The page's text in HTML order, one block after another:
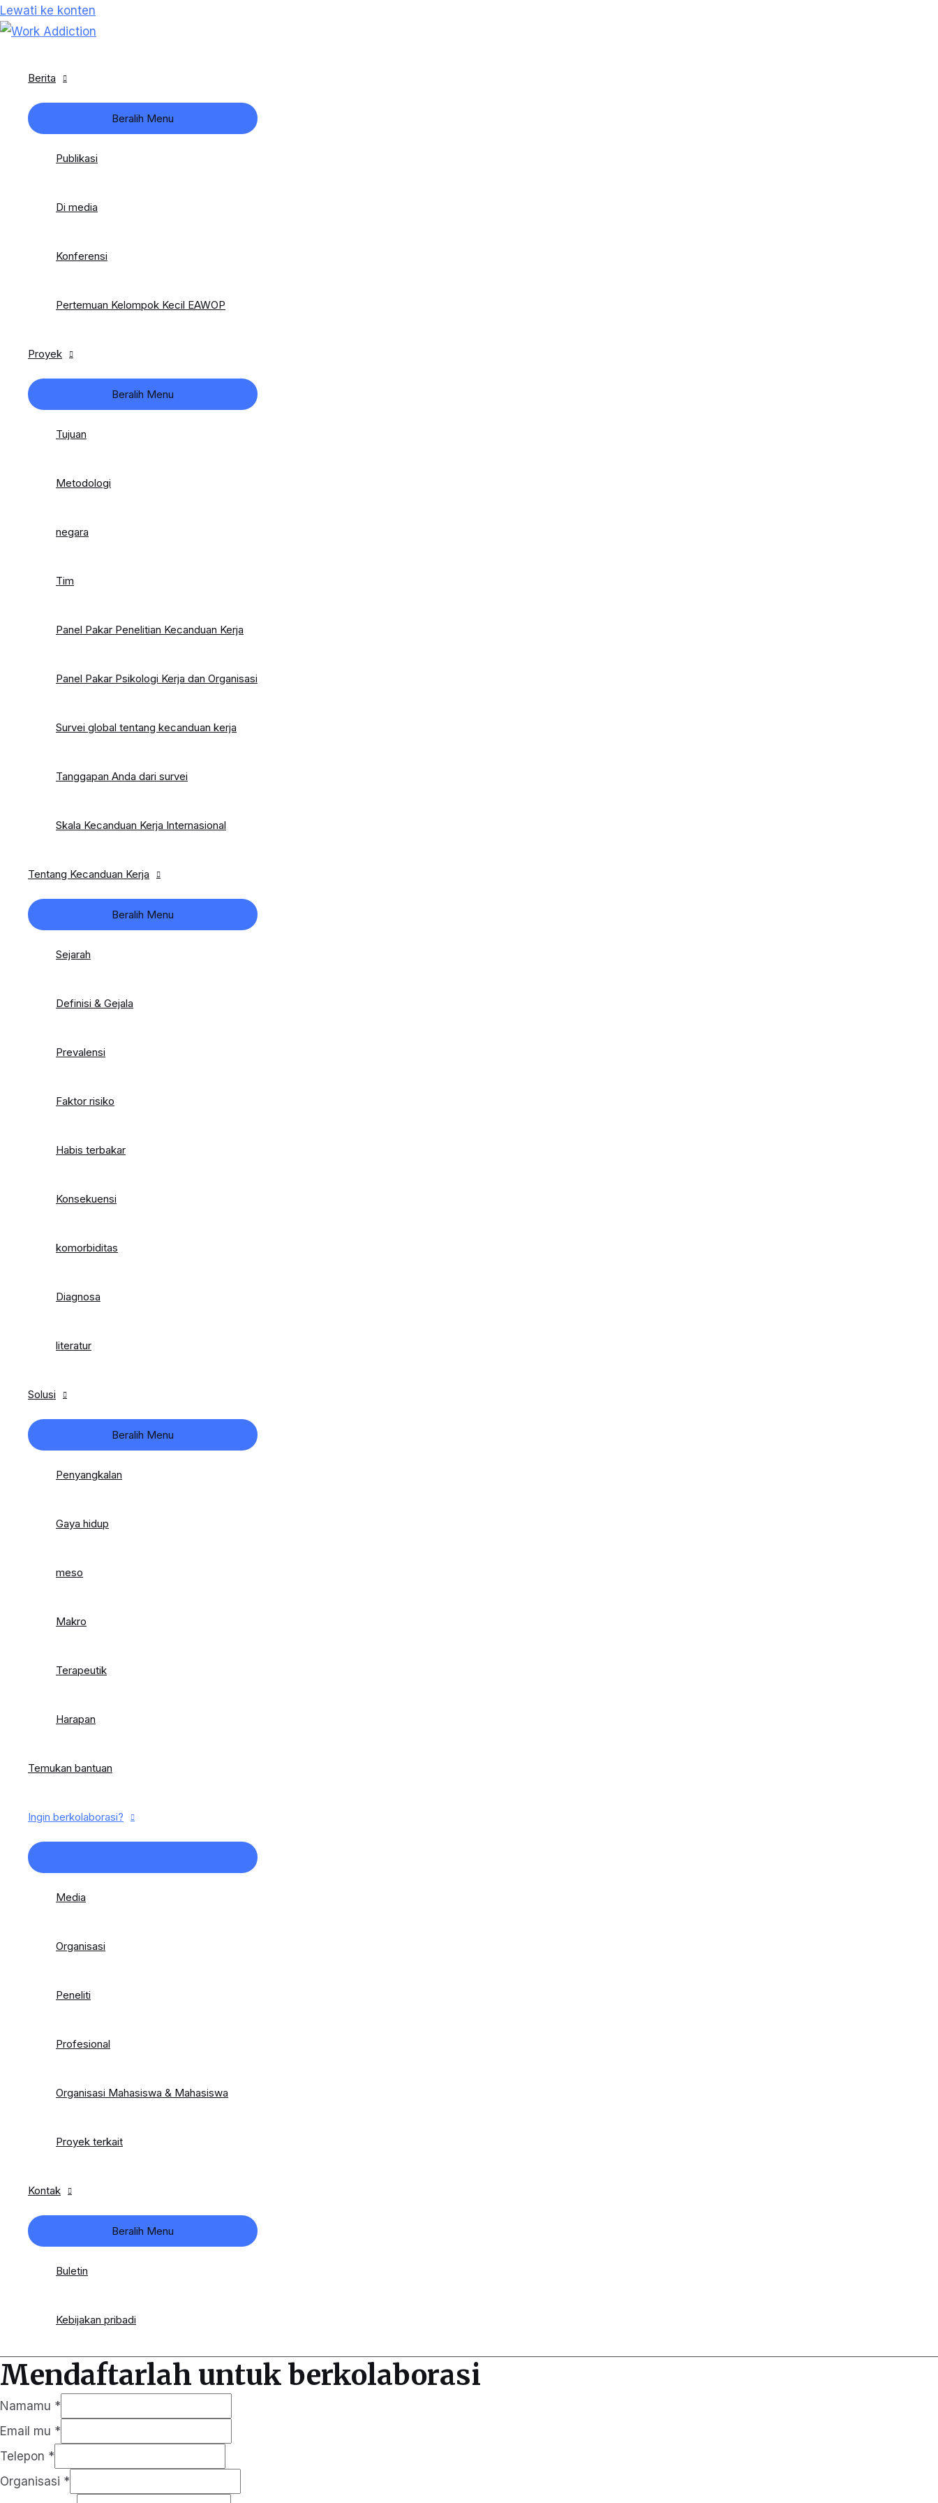
Lewati ke konten
Berita
Beralih Menu
Publikasi
Di media
Konferensi
Pertemuan Kelompok Kecil EAWOP
Proyek
Beralih Menu
Tujuan
Metodologi
negara
Tim
Panel Pakar Penelitian Kecanduan Kerja
Panel Pakar Psikologi Kerja dan Organisasi
Survei global tentang kecanduan kerja
Tanggapan Anda dari survei
Skala Kecanduan Kerja Internasional
Tentang Kecanduan Kerja
Beralih Menu
Sejarah
Definisi & Gejala
Prevalensi
Faktor risiko
Habis terbakar
Konsekuensi
komorbiditas
Diagnosa
literatur
Solusi
Beralih Menu
Penyangkalan
Gaya hidup
meso
Makro
Terapeutik
Harapan
Temukan bantuan
Ingin berkolaborasi?
Media
Organisasi
Peneliti
Profesional
Organisasi Mahasiswa & Mahasiswa
Proyek terkait
Kontak
Beralih Menu
Buletin
Kebijakan pribadi
Mendaftarlah untuk berkolaborasi
Namamu *
Email mu *
Telepon *
Organisasi *